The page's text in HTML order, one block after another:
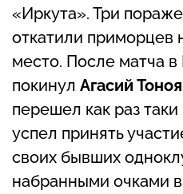
«Иркута». Три
откатили приморцев
место. После матча
покинул Агасий
перешел как раз
успел принять
своих бывших
набранными очками